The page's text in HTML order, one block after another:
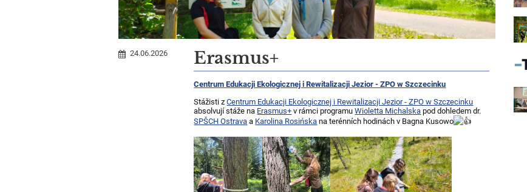
24.06.2026 Erasmus+
Centrum Edukacji Ekologicznej i Rewitalizacji Jezior - ZPO w Szczecinku
Stážisti zCentrum Edukacji Ekologicznej i Rewitalizacji Jezior - ZPO w Szczecinku
absolvují stáže na Erasmus+ v rámci programuWioletta Michalska pod dohledem dr.
SPŠCH Ostrava a Karolina Rosińska na terénních hodinách v Bagna Kusowo